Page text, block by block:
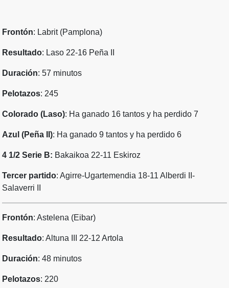
Frontón: Labrit (Pamplona)
Resultado: Laso 22-16 Peña II
Duración: 57 minutos
Pelotazos: 245
Colorado (Laso): Ha ganado 16 tantos y ha perdido 7
Azul (Peña II): Ha ganado 9 tantos y ha perdido 6
4 1/2 Serie B: Bakaikoa 22-11 Eskiroz
Tercer partido: Agirre-Ugartemendia 18-11 Alberdi II-
Salaverri II
Frontón: Astelena (Eibar)
Resultado: Altuna III 22-12 Artola
Duración: 48 minutos
Pelotazos: 220